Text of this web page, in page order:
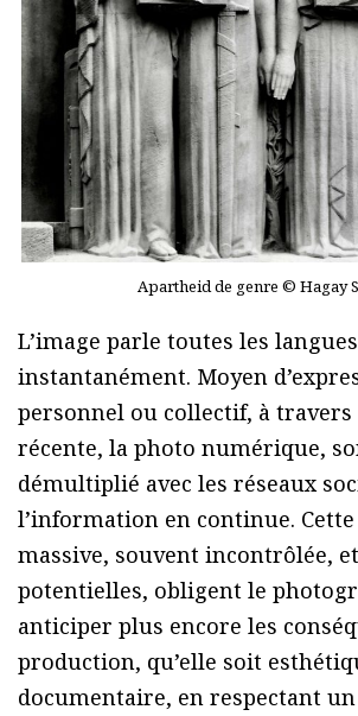
Apartheid de genre © Hagay
L’image parle toutes les
instantanément. Moyen
personnel ou collectif, à travers
récente, la photo numérique,
démultiplié avec les réseaux
l’information en continue.
massive, souvent incontrôlée,
potentielles, obligent le
anticiper plus encore les
production, qu’elle soit
documentaire, en respectant